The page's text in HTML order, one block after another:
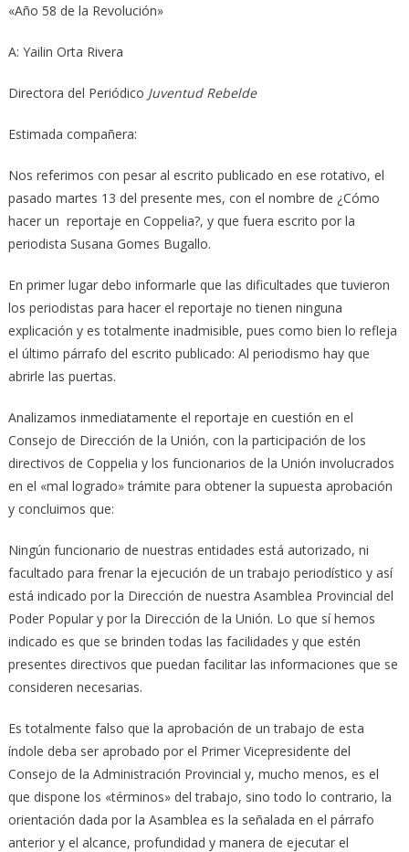
«Año 58 de la Revolución»
A: Yailin Orta Rivera
Directora del Periódico Juventud Rebelde
Estimada compañera:
Nos referimos con pesar al escrito publicado en ese rotativo, el
pasado martes 13 del presente mes, con el nombre de ¿Cómo
hacer un reportaje en Coppelia?, y que fuera escrito por la
periodista Susana Gomes Bugallo.
En primer lugar debo informarle que las dificultades que tuvieron
los periodistas para hacer el reportaje no tienen ninguna
explicación y es totalmente inadmisible, pues como bien lo refleja
el último párrafo del escrito publicado: Al periodismo hay que
abrirle las puertas.
Analizamos inmediatamente el reportaje en cuestión en el
Consejo de Dirección de la Unión, con la participación de los
directivos de Coppelia y los funcionarios de la Unión involucrados
en el «mal logrado» trámite para obtener la supuesta aprobación
y concluimos que:
Ningún funcionario de nuestras entidades está autorizado, ni
facultado para frenar la ejecución de un trabajo periodístico y así
está indicado por la Dirección de nuestra Asamblea Provincial del
Poder Popular y por la Dirección de la Unión. Lo que sí hemos
indicado es que se brinden todas las facilidades y que estén
presentes directivos que puedan facilitar las informaciones que se
consideren necesarias.
Es totalmente falso que la aprobación de un trabajo de esta
índole deba ser aprobado por el Primer Vicepresidente del
Consejo de la Administración Provincial y, mucho menos, es el
que dispone los «términos» del trabajo, sino todo lo contrario, la
orientación dada por la Asamblea es la señalada en el párrafo
anterior y el alcance, profundidad y manera de ejecutar el